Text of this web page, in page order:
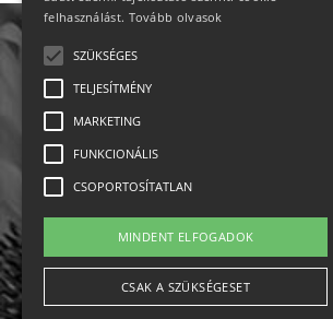
Állásajánlatok
Impresszum-kapcsolat
Jogi nyilatkozat
felhasználást. Tovább olvasok
SZÜKSÉGES
TELJESÍTMÉNY
MARKETING
FUNKCIONÁLIS
CSOPORTOSÍTATLAN
MINDENT ELFOGADOK
CSAK A SZÜKSÉGESET